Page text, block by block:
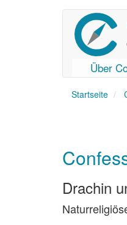
User
Main
Über
Startseite
Drachin